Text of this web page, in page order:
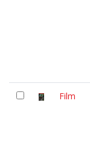
Film